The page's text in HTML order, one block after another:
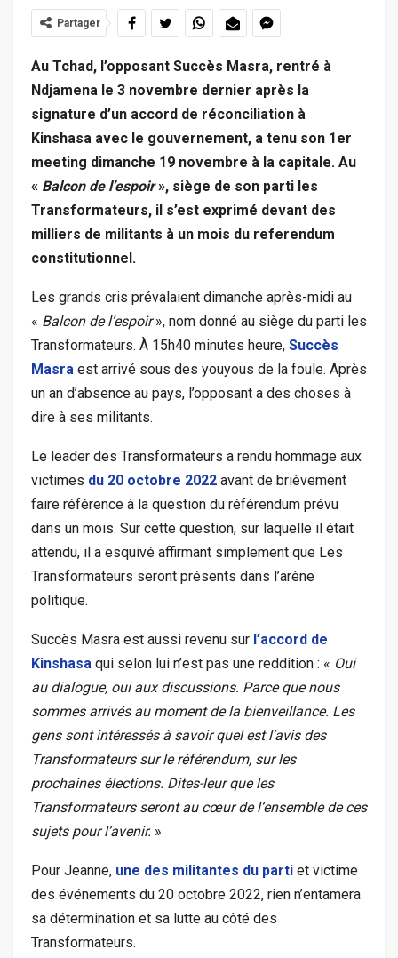
Partager
Au Tchad, l’opposant Succès Masra, rentré à
Ndjamena le 3 novembre dernier après la
signature d’un accord de réconciliation à
Kinshasa avec le gouvernement, a tenu son 1er
meeting dimanche 19 novembre à la capitale. Au
« Balcon de l’espoir», siège de son parti les
Transformateurs, il s’est exprimé devant des
milliers de militants à un mois du referendum
constitutionnel.
Les grands cris prévalaient dimanche après-midi au
« Balcon de l’espoir», nom donné au siège du parti les
Transformateurs. À 15h40 minutes heure, Succès
Masra est arrivé sous des youyous de la foule. Après
un an d’absence au pays, l’opposant a des choses à
dire à ses militants.
Le leader des Transformateurs a rendu hommage aux
victimes du 20 octobre 2022 avant de brièvement
faire référence à la question du référendum prévu
dans un mois. Sur cette question, sur laquelle il était
attendu, il a esquivé affirmant simplement que Les
Transformateurs seront présents dans l’arène
politique.
Succès Masra est aussi revenu sur l’accord de
Kinshasa qui selon lui n’est pas une reddition : « Oui
au dialogue, oui aux discussions. Parce que nous
sommes arrivés au moment de la bienveillance. Les
gens sont intéressés à savoir quel est l’avis des
Transformateurs sur le référendum, sur les
prochaines élections. Dites-leur que les
Transformateurs seront au cœur de l’ensemble de ces
sujets pour l’avenir. »
Pour Jeanne, une des militantes du parti et victime
des événements du 20 octobre 2022, rien n’entamera
sa détermination et sa lutte au côté des
Transformateurs.